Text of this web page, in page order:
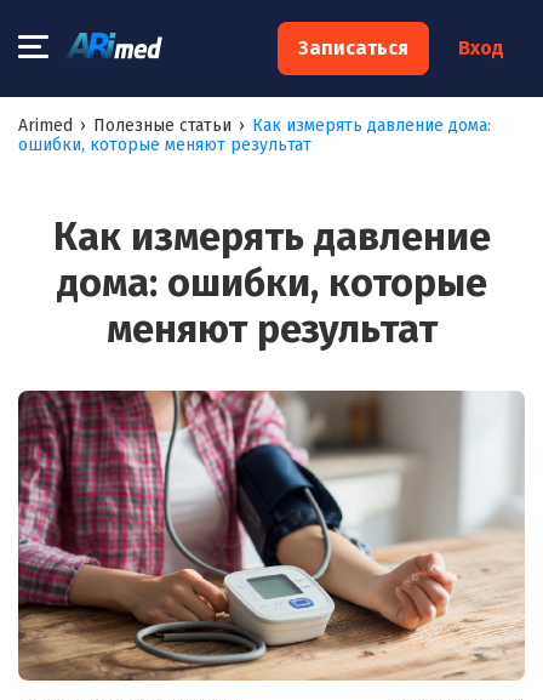
Записаться Вход
Arimed › Полезные статьи › Как измерять давление дома:
ошибки, которые меняют результат
Как измерять давление
дома: ошибки, которые
меняют результат
×
Запишитесь на консультацию к
специалисту
Ваш телефон:*
Я согласен наобработку моих персональных данных